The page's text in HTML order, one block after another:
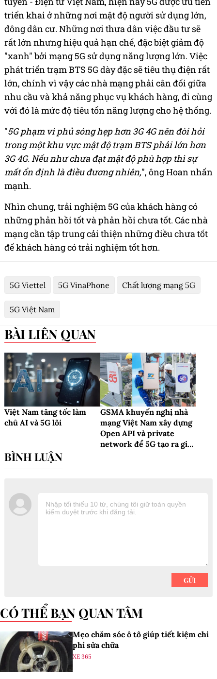
triển khai ở những nơi mật độ người sử dụng lớn,
đông dân cư. Những nơi thưa dân việc đầu tư sẽ
rất lớn nhưng hiệu quả hạn chế, đặc biệt giảm độ
"xanh" bởi mạng 5G sử dụng năng lượng lớn. Việc
phát triển trạm BTS 5G dày đặc sẽ tiêu thụ điện rất
lớn, chính vì vậy các nhà mạng phải cân đối giữa
nhu cầu và khả năng phục vụ khách hàng, đi cùng
với đó là mức độ tiêu tốn năng lượng cho hệ thống.
"5G phạm vi phủ sóng hẹp hơn 3G 4G nên đòi hỏi
trong một khu vực mật độ trạm BTS phải lớn hơn
3G 4G. Nếu như chưa đạt mật độ phù hợp thì sự
mất ổn định là điều đương nhiên,", ông Hoan nhấn
mạnh.
Nhìn chung, trải nghiệm 5G của khách hàng có
những phản hồi tốt và phản hồi chưa tốt. Các nhà
mạng cần tập trung cải thiện những điều chưa tốt
để khách hàng có trải nghiệm tốt hơn.
5G Viettel 5G VinaPhone Chất lượng mạng 5G
5G Việt Nam
BÀI LIÊN QUAN
Việt Nam tăng tốc làm
chủ AI và 5G lõi
GSMA khuyến nghị nhà
mạng Việt Nam xây dựng
Open API và private
network để 5G tạo ra giá
CÓ THỂ BẠN QUAN TÂM
Mẹo chăm sóc ô tô giúp tiết kiệm chi
phí sửa chữa
XE 365